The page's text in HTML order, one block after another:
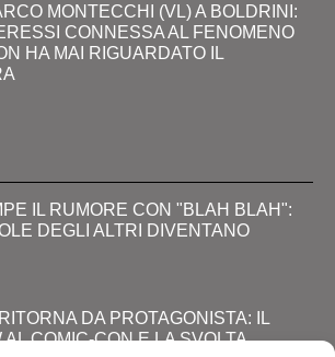
MONTECCHI (VL) A BOLDRINI:
CONNESSA AL FENOMENO
HA MAI RIGUARDATO IL
IL RUMORE CON "BLAH BLAH":
DEGLI ALTRI DIVENTANO
DA PROTAGONISTA: IL
COMIC-CON E LA SVOLTA